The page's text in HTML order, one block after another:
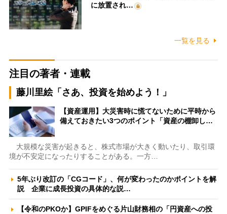
に放置され…
一覧を見る
注目の著者・連載
藤川里絵「さあ、投資を始めよう！」
【資産運用】大災害時に慌てないために平時から
備えておきたい3つのポイント「資産の棚卸し…
大規模な災害が起きると、株式市場が大きく動いたり、取引環
境が不安定になったりすることがある。一方…
5年ぶり改訂の「CGコード」、何が変わったのかポイントを解
説 企業に成長投資の具体的な説…
【令和のPKOか】GPIFをめぐる片山財務相の「円資産への投